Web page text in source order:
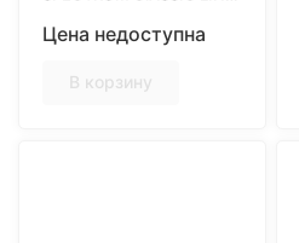
(Черная смородина)
Цена недоступна
В корзину